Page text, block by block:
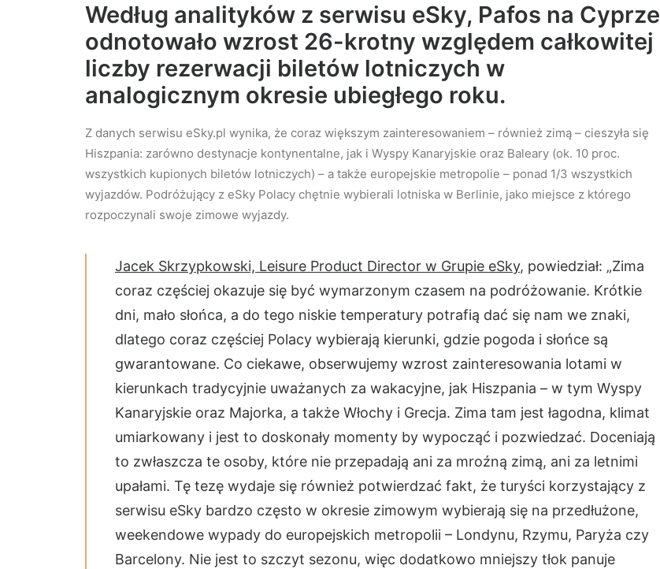
Według analityków z serwisu eSky, Pafos na Cyprze
odnotowało wzrost 26-krotny względem całkowitej
liczby rezerwacji biletów lotniczych w
analogicznym okresie ubiegłego roku.
Z danych serwisu eSky.pl wynika, że coraz większym zainteresowaniem – również zimą – cieszyła się
Hiszpania: zarówno destynacje kontynentalne, jak i Wyspy Kanaryjskie oraz Baleary (ok. 10 proc.
wszystkich kupionych biletów lotniczych) – a także europejskie metropolie – ponad 1/3 wszystkich
wyjazdów. Podróżujący z eSky Polacy chętnie wybierali lotniska w Berlinie, jako miejsce z którego
rozpoczynali swoje zimowe wyjazdy.
Jacek Skrzypkowski, Leisure Product Director w Grupie eSky, powiedział: „Zima
coraz częściej okazuje się być wymarzonym czasem na podróżowanie. Krótkie
dni, mało słońca, a do tego niskie temperatury potrafią dać się nam we znaki,
dlatego coraz częściej Polacy wybierają kierunki, gdzie pogoda i słońce są
gwarantowane. Co ciekawe, obserwujemy wzrost zainteresowania lotami w
kierunkach tradycyjnie uważanych za wakacyjne, jak Hiszpania – w tym Wyspy
Kanaryjskie oraz Majorka, a także Włochy i Grecja. Zima tam jest łagodna, klimat
umiarkowany i jest to doskonały momenty by wypocząć i pozwiedzać. Doceniają
to zwłaszcza te osoby, które nie przepadają ani za mroźną zimą, ani za letnimi
upałami. Tę tezę wydaje się również potwierdzać fakt, że turyści korzystający z
serwisu eSky bardzo często w okresie zimowym wybierają się na przedłużone,
weekendowe wypady do europejskich metropolii – Londynu, Rzymu, Paryża czy
Barcelony. Nie jest to szczyt sezonu, więc dodatkowo mniejszy tłok panuje